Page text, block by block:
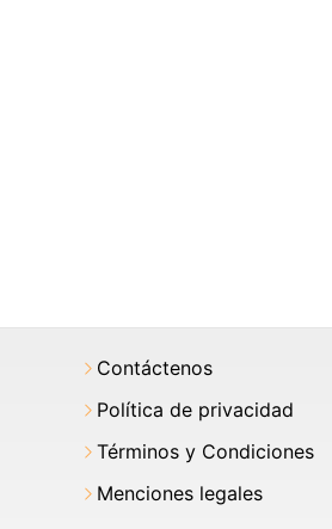
Contáctenos
Política de privacidad
Términos y Condiciones
Menciones legales